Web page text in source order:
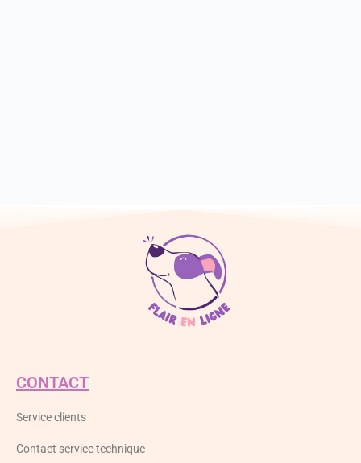
CONTACT
Service clients
Contact service technique